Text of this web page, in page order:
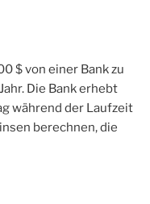
$ von einer Bank zu
Die Bank erhebt
während der Laufzeit
berechnen, die